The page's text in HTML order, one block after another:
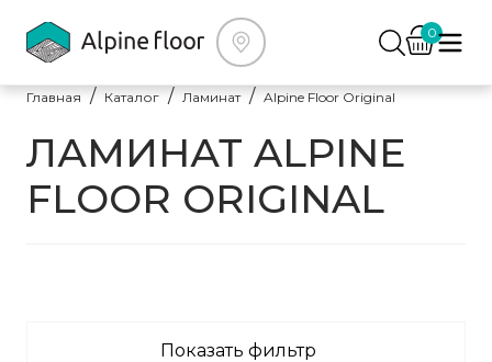
0
Главная Каталог Ламинат Alpine Floor Original
ЛАМИНАТ ALPINE
FLOOR ORIGINAL
Показать фильтр